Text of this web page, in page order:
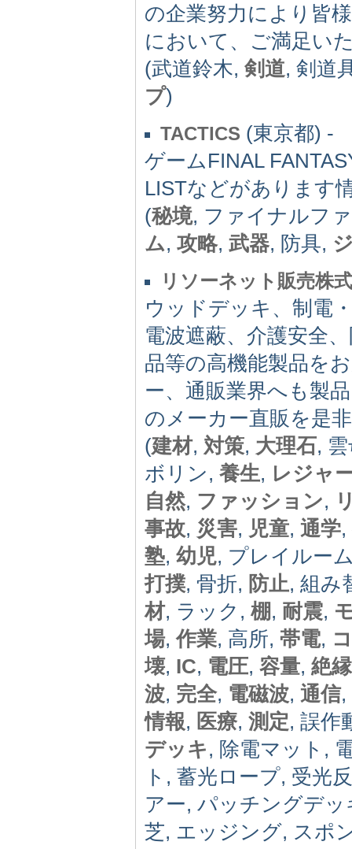
の企業努力により皆
において、ご満足い
(武道鈴木, 剣道, 剣道
プ)
TACTICS (東京都) -
ゲームFINAL
LISTなどがあります
(秘境, ファイナルフ
ム, 攻略, 武器, 防具,
リソーネット販売株
ウッドデッキ、制電
電波遮蔽、介護安全
品等の高機能製品を
ー、通販業界へも製
のメーカー直販を是
(建材, 対策, 大理石,
ボリン, 養生, レジャ
自然, ファッション,
事故, 災害, 児童, 通学,
塾, 幼児, プレイルー
打撲, 骨折, 防止, 組み
材, ラック, 棚, 耐震,
場,作業, 高所, 帯電,
壊, IC, 電圧, 容量, 絶縁
波, 完全, 電磁波, 通信,
情報, 医療, 測定, 誤作
デッキ, 除電マット,
ト, 蓄光ロープ, 受光
アー, パッチングデ
芝, エッジング, スポ